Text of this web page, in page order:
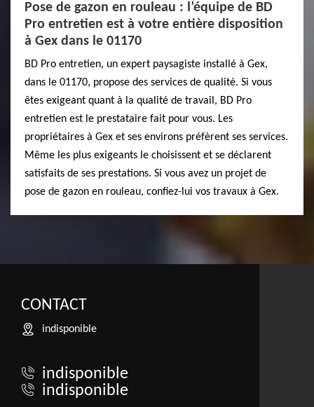
Pose de gazon en rouleau : l’équipe de BD
Pro entretien est à votre entière disposition
à Gex dans le 01170
BD Pro entretien, un expert paysagiste installé à Gex,
dans le 01170, propose des services de qualité. Si vous
êtes exigeant quant à la qualité de travail, BD Pro
entretien est le prestataire fait pour vous. Les
propriétaires à Gex et ses environs préfèrent ses services.
Même les plus exigeants le choisissent et se déclarent
satisfaits de ses prestations. Si vous avez un projet de
pose de gazon en rouleau, confiez-lui vos travaux à Gex.
CONTACT
indisponible
indisponible
indisponible